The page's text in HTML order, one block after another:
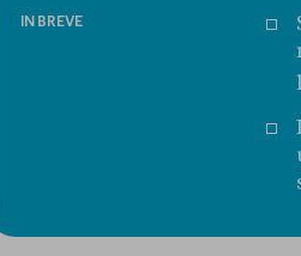
IN BREVE